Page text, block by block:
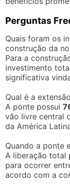
Perguntas
Quais foram os
construção da
Para a
investimento
significativa
Qual é a
A ponte possui
vão livre central
da América
Quando a ponte
A liberação total
para ocorrer
acordo com a